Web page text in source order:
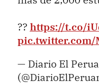
?? https://t.co/
pic.twitter.com/
— Diario El